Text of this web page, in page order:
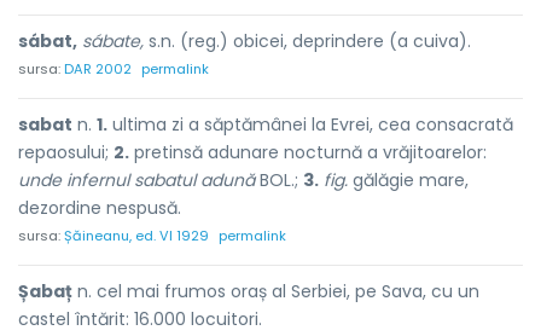
sábat, sábate, s.n. (reg.) obicei, deprindere (a cuiva).
sursa:DAR 2002 permalink
sabat n. 1. ultima zi a săptămânei la Evrei, cea consacrată
repaosului; 2. pretinsă adunare nocturnă a vrăjitoarelor:
unde infernul sabatul adunăBOL.; 3. fig. gălăgie mare,
dezordine nespusă.
sursa:Șăineanu, ed. VI 1929 permalink
Șabaț n. cel mai frumos oraș al Serbiei, pe Sava, cu un
castel întărit: 16.000 locuitori.